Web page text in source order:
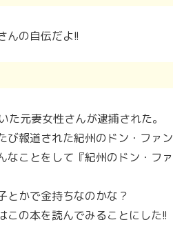
んの自伝だよ!!
た元妻女性さんが逮捕された。
び報道された紀州のドン・ファン
なことをして『紀州のドン・フ
とかで金持ちなのかな？
この本を読んでみることにした!!